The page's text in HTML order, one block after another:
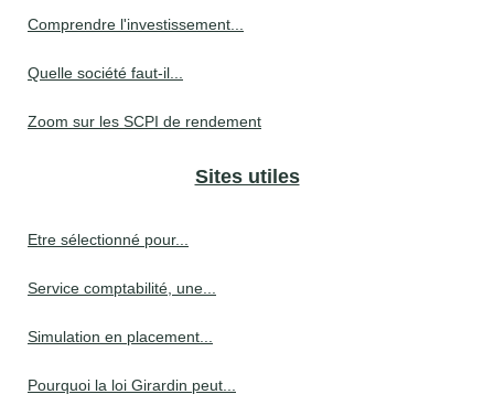
Comprendre l'investissement...
Quelle société faut-il...
Zoom sur les SCPI de rendement
Sites utiles
Etre sélectionné pour...
Service comptabilité, une...
Simulation en placement...
Pourquoi la loi Girardin peut...